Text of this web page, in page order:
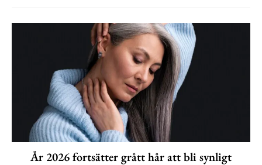
År 2026 fortsätter grått hår att bli synligt